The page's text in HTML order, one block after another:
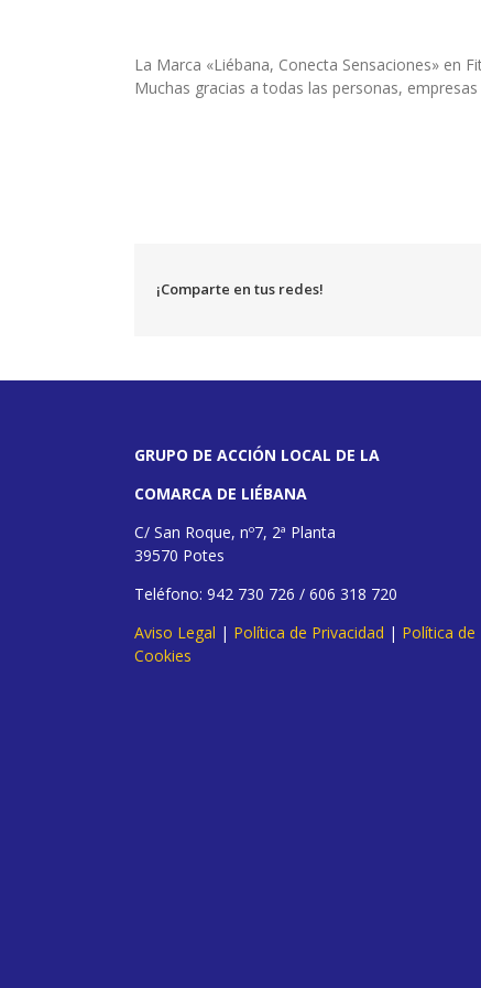
La Marca «Liébana, Conecta Sensaciones» en
Muchas gracias a todas las personas,
¡Comparte en tus redes!
GRUPO DE ACCIÓN LOCAL DE LA
COMARCA DE LIÉBANA
C/ San Roque, nº7, 2ª Planta
39570 Potes
Teléfono: 942 730 726 / 606 318 720
Aviso Legal | Política de Privacidad | Política de
Cookies